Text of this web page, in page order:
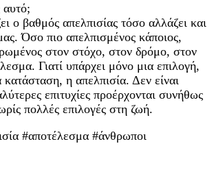
αυτό;
ο βαθμός απελπισίας τόσο αλλάζει και
Όσο πιο απελπισμένος κάποιος,
στον στόχο, στον δρόμο, στον
Γιατί υπάρχει μόνο μια επιλογή,
κατάσταση, η απελπισία. Δεν είναι
επιτυχίες προέρχονται συνήθως
πολλές επιλογές στη ζωή.
#αποτέλεσμα #άνθρωποι